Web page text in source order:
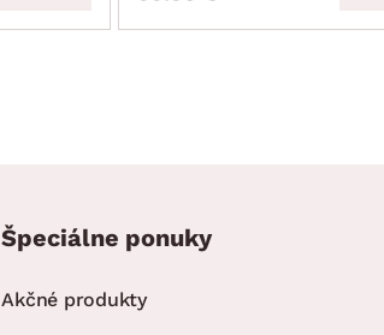
Špeciálne ponuky
Akčné produkty